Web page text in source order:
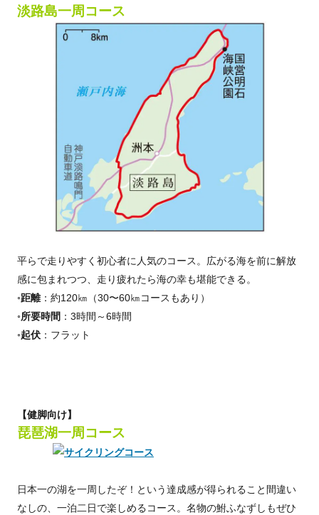
淡路島一周コース
平らで走りやすく初心者に人気のコース。広がる海を前に解放
感に包まれつつ、走り疲れたら海の幸も堪能できる。
◦距離：約120㎞（30〜60㎞コースもあり）
◦所要時間 ：3時間～6時間
◦起伏 ：フラット
【健脚向け】
琵琶湖一周コース
日本一の湖を一周したぞ！という達成感が得られること間違い
なしの、一泊二日で楽しめるコース。名物の鮒ふなずしもぜひ